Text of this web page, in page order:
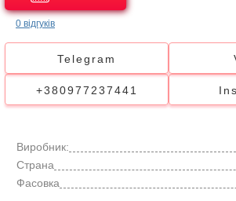
0 відгуків
Telegram
+380977237441
Виробник:
Страна
Фасовка